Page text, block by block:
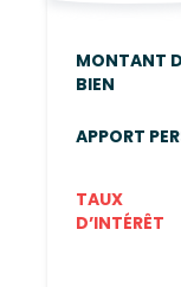
MONTANT
BIEN
APPORT
TAUX
D’INTÉRÊT